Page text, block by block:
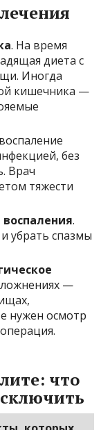
. На время
диета с
Иногда
кишечника —
без
Врач
тяжести
.
убрать спазмы
—
нужен осмотр
что